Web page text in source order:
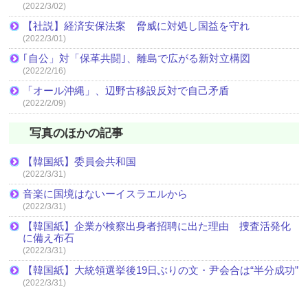
(2022/3/02)
【社説】経済安保法案 脅威に対処し国益を守れ
(2022/3/01)
｢自公」対「保革共闘｣、離島で広がる新対立構図
(2022/2/16)
「オール沖縄」、辺野古移設反対で自己矛盾
(2022/2/09)
写真のほかの記事
【韓国紙】委員会共和国
(2022/3/31)
音楽に国境はないーイスラエルから
(2022/3/31)
【韓国紙】企業が検察出身者招聘に出た理由 捜査活発化
に備え布石
(2022/3/31)
【韓国紙】大統領選挙後19日ぶりの文・尹会合は“半分成功”
(2022/3/31)